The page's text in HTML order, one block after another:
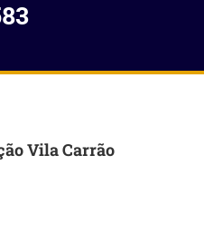
Vila Carrão